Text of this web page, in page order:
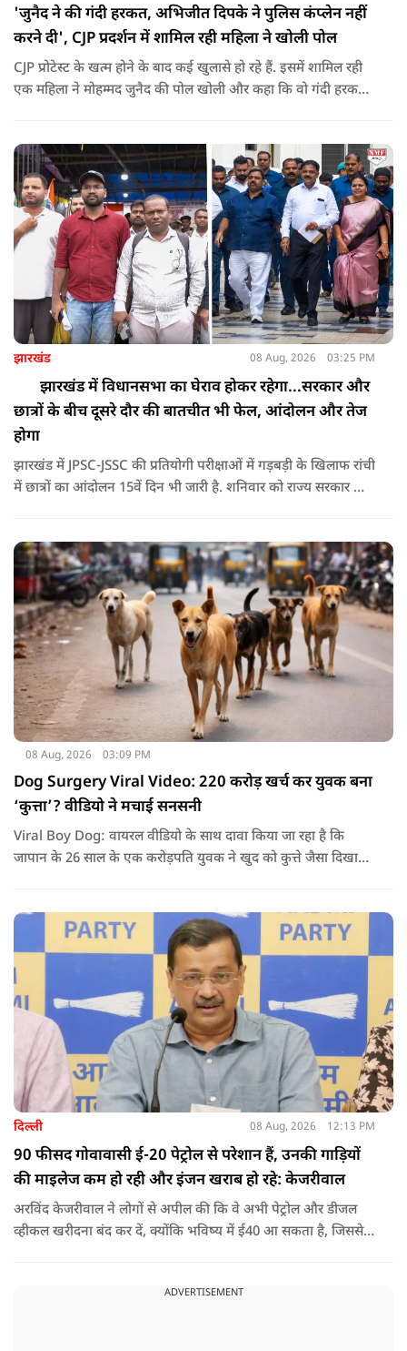
'जुनैद ने की गंदी हरकत, अभिजीत दिपके ने पुलिस कंप्लेन नहीं
करने दी', CJP प्रदर्शन में शामिल रही महिला ने खोली पोल
CJP प्रोटेस्ट के खत्म होने के बाद कई खुलासे हो रहे हैं. इसमें शामिल रही
एक महिला ने मोहम्मद जुनैद की पोल खोली और कहा कि वो गंदी हरकतें
दिया.
झारखंड 08 Aug, 2026 03:25 PM
झारखंड में विधानसभा का घेराव होकर रहेगा...सरकार और
छात्रों के बीच दूसरे दौर की बातचीत भी फेल, आंदोलन और तेज
होगा
झारखंड में JPSC-JSSC की प्रतियोगी परीक्षाओं में गड़बड़ी के खिलाफ रांची
में छात्रों का आंदोलन 15वें दिन भी जारी है. शनिवार को राज्य सरकार और
08 Aug, 2026 03:09 PM
Dog Surgery Viral Video: 220 करोड़ खर्च कर युवक बना
‘कुत्ता’? वीडियो ने मचाई सनसनी
Viral Boy Dog: वायरल वीडियो के साथ दावा किया जा रहा है कि
जापान के 26 साल के एक करोड़पति युवक ने खुद को कुत्ते जैसा दिखाने
करवाईं और अब वह कुत्ते की तरह दिखने, चलने और रहने की कोशिश
करता है.
दिल्ली 08 Aug, 2026 12:13 PM
90 फीसद गोवावासी ई-20 पेट्रोल से परेशान हैं, उनकी गाड़ियों
की माइलेज कम हो रही और इंजन खराब हो रहे: केजरीवाल
अरविंद केजरीवाल ने लोगों से अपील की कि वे अभी पेट्रोल और डीजल
व्हीकल खरीदना बंद कर दें, क्योंकि भविष्य में ई40 आ सकता है, जिससे
ADVERTISEMENT